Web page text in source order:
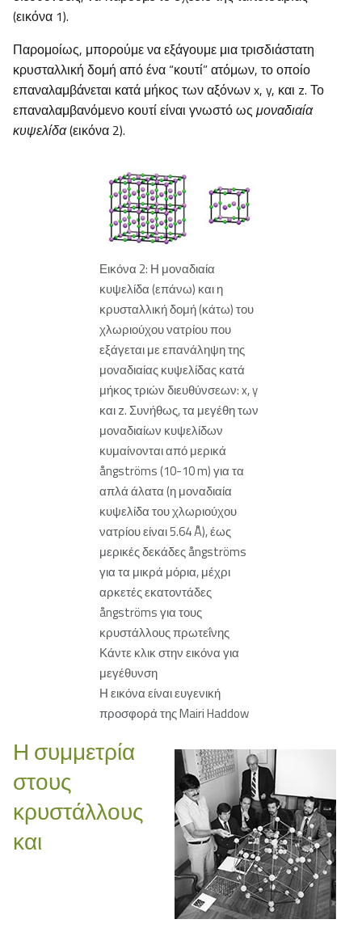
(εικόνα 1).
Παρομοίως, μπορούμε να εξάγουμε μια τρισδιάστατη
κρυσταλλική δομή από ένα “κουτί” ατόμων, το οποίο
επαναλαμβάνεται κατά μήκος των αξόνων x, y, και z. Το
επαναλαμβανόμενο κουτί είναι γνωστό ως μοναδιαία
κυψελίδα(εικόνα 2).
Εικόνα 2: Η μοναδιαία
κυψελίδα (επάνω) και η
κρυσταλλική δομή (κάτω) του
χλωριούχου νατρίου που
εξάγεται με επανάληψη της
μοναδιαίας κυψελίδας κατά
μήκος τριών διευθύνσεων: x, y
και z. Συνήθως, τα μεγέθη των
μοναδιαίων κυψελίδων
κυμαίνονται από μερικά
ångströms (10-10 m) για τα
απλά άλατα (η μοναδιαία
κυψελίδα του χλωριούχου
νατρίου είναι 5.64 Å), έως
μερικές δεκάδες ångströms
για τα μικρά μόρια, μέχρι
αρκετές εκατοντάδες
ångströms για τους
κρυστάλλους πρωτεΐνης
Κάντε κλικ στην εικόνα για
μεγέθυνση
Η εικόνα είναι ευγενική
προσφορά της Mairi Haddow
Η συμμετρία
στους
κρυστάλλους
και